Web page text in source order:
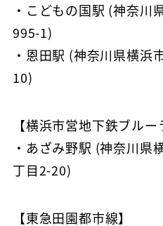
・こどもの国駅 (神奈川
995-1)
・恩田駅 (神奈川県横浜
10)
【横浜市営地下鉄ブルー
・あざみ野駅 (神奈川県
丁目2-20)
【東急田園都市線】